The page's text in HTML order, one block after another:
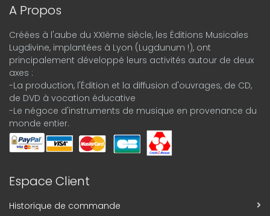
A Propos
Créées à l'aube du XXIème siècle, les Éditions Musicales
Lugdivine, implantées à Lyon (Lugdunum !), ont
principalement développé leurs activités autour de deux
axes :
-La production, l'Édition et la diffusion d'ouvrages, de CD,
de DVD à vocation éducative
-Le négoce d'instruments de musique en provenance du
monde entier.
Espace Client
Historique de commande